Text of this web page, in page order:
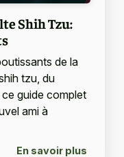
Shih Tzu:
de la
tzu, du
guide complet
ami à
En savoir plus